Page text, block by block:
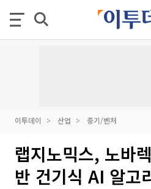
이투데이 산업 중기/벤처
랩지노믹스, 노바
반 건기식 AI 알고